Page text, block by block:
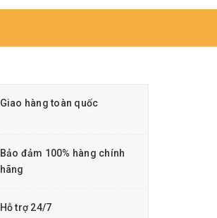
Giao hàng toàn quốc
Bảo đảm 100% hàng chính
hãng
Hỗ trợ 24/7